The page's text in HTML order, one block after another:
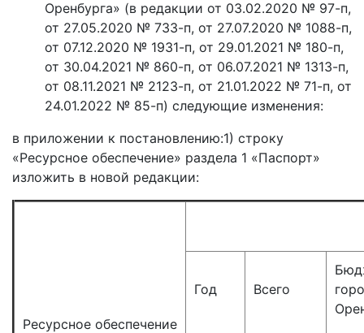
Оренбурга» (в редакции от 03.02.2020 № 97-п,
от 27.05.2020 № 733-п, от 27.07.2020 № 1088-п,
от 07.12.2020 № 1931-п, от 29.01.2021 № 180-п,
от 30.04.2021 № 860-п, от 06.07.2021 № 1313-п,
от 08.11.2021 № 2123-п, от 21.01.2022 № 71-п, от
24.01.2022 № 85-п) следующие изменения:
в приложении к постановлению:1) строку
«Ресурсное обеспечение» раздела 1 «Паспорт»
изложить в новой редакции:
Ресурсное обеспечение
Год Всего